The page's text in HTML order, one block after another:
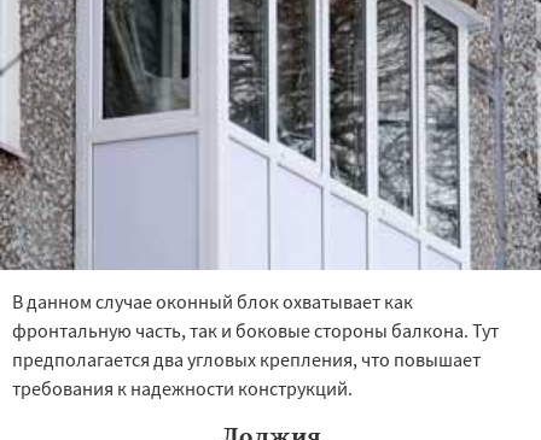
В данном случае оконный блок охватывает как
фронтальную часть, так и боковые стороны балкона. Тут
предполагается два угловых крепления, что повышает
требования к надежности конструкций.